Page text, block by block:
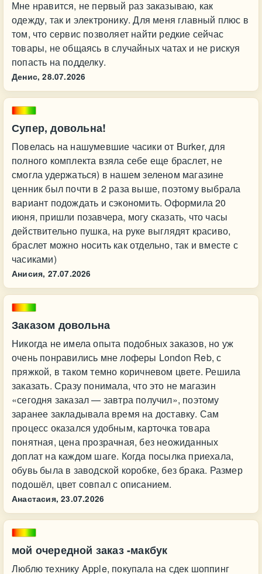
Мне нравится, не первый раз заказываю, как
одежду, так и электронику. Для меня главный плюс в
том, что сервис позволяет найти редкие сейчас
товары, не общаясь в случайных чатах и не рискуя
попасть на подделку.
Денис, 28.07.2026
Супер, довольна!
Повелась на нашумевшие часики от Burker, для
полного комплекта взяла себе еще браслет, не
смогла удержаться) в нашем зеленом магазине
ценник был почти в 2 раза выше, поэтому выбрала
вариант подождать и сэкономить. Оформила 20
июня, пришли позавчера, могу сказать, что часы
действительно пушка, на руке выглядят красиво,
браслет можно носить как отдельно, так и вместе с
часиками)
Анисия, 27.07.2026
Заказом довольна
Никогда не имела опыта подобных заказов, но уж
очень понравились мне лоферы London Reb, с
пряжкой, в таком темно коричневом цвете. Решила
заказать. Сразу понимала, что это не магазин
«сегодня заказал — завтра получил», поэтому
заранее закладывала время на доставку. Сам
процесс оказался удобным, карточка товара
понятная, цена прозрачная, без неожиданных
доплат на каждом шаге. Когда посылка приехала,
обувь была в заводской коробке, без брака. Размер
подошёл, цвет совпал с описанием.
Анастасия, 23.07.2026
мой очередной заказ -макбук
Люблю технику Apple, покупала на сдек шоппинг